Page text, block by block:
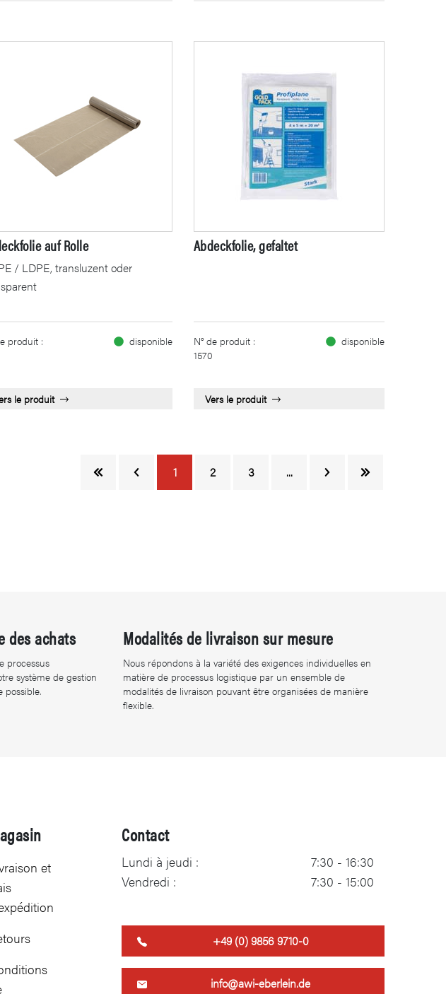
auf Rolle
/ LDPE, transluzent oder
produit :
disponible
le produit
Abdeckfolie, gefaltet
N° de produit :
1570
disponible
Vers le produit
1 2 3 ...
des achats
processus
système de gestion
possible.
Modalités de livraison sur mesure
Nous répondons à la variété des exigences individuelles en
matière de processus logistique par un ensemble de
modalités de livraison pouvant être organisées de manière
flexible.
et
Contact
Lundi à jeudi :
7:30 - 16:30
Vendredi :
7:30 - 15:00
​+49 (0) 9856 9710-0
info@awi-eberlein.de